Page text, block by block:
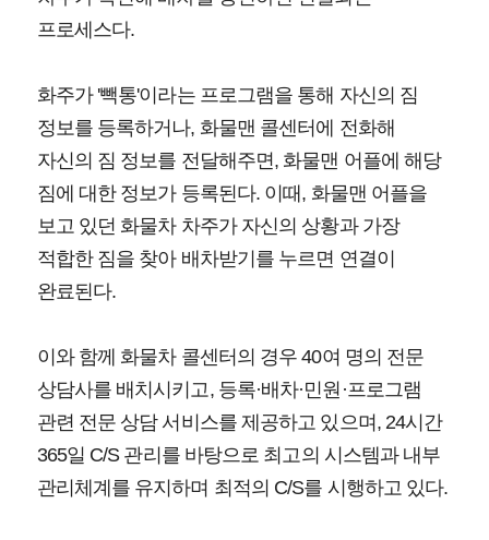
프로세스다.
화주가 '빽통'이라는 프로그램을 통해 자신의 짐
정보를 등록하거나, 화물맨 콜센터에 전화해
자신의 짐 정보를 전달해주면, 화물맨 어플에 해당
짐에 대한 정보가 등록된다. 이때, 화물맨 어플을
보고 있던 화물차 차주가 자신의 상황과 가장
적합한 짐을 찾아 배차받기를 누르면 연결이
완료된다.
이와 함께 화물차 콜센터의 경우 40여 명의 전문
상담사를 배치시키고, 등록·배차·민원·프로그램
관련 전문 상담 서비스를 제공하고 있으며, 24시간
365일 C/S 관리를 바탕으로 최고의 시스템과 내부
관리체계를 유지하며 최적의 C/S를 시행하고 있다.